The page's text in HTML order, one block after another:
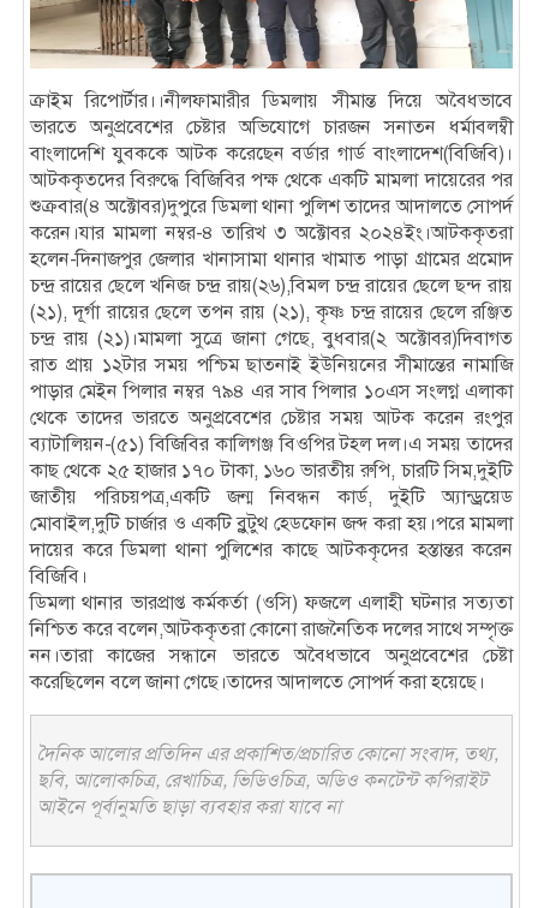
ক্রাইম রিপোর্টার।।নীলফামারীর ডিমলায় সীমান্ত দিয়ে অবৈধভাবে
ভারতে অনুপ্রবেশের চেষ্টার অভিযোগে চারজন সনাতন ধর্মাবলম্বী
বাংলাদেশি যুবককে আটক করেছেন বর্ডার গার্ড বাংলাদেশ(বিজিবি)।
আটককৃতদের বিরুদ্ধে বিজিবির পক্ষ থেকে একটি মামলা দায়েরের পর
শুক্রবার(৪ অক্টোবর)দুপুরে ডিমলা থানা পুলিশ তাদের আদালতে সোপর্দ
করেন।যার মামলা নম্বর-৪ তারিখ ৩ অক্টোবর ২০২৪ইং।আটককৃতরা
হলেন-দিনাজপুর জেলার খানাসামা থানার খামাত পাড়া গ্রামের প্রমোদ
চন্দ্র রায়ের ছেলে খনিজ চন্দ্র রায়(২৬),বিমল চন্দ্র রায়ের ছেলে ছন্দ রায়
(২১), দূর্গা রায়ের ছেলে তপন রায় (২১), কৃষ্ণ চন্দ্র রায়ের ছেলে রঞ্জিত
চন্দ্র রায় (২১)।মামলা সুত্রে জানা গেছে, বুধবার(২ অক্টোবর)দিবাগত
রাত প্রায় ১২টার সময় পশ্চিম ছাতনাই ইউনিয়নের সীমান্তের নামাজি
পাড়ার মেইন পিলার নম্বর ৭৯৪ এর সাব পিলার ১০এস সংলগ্ন এলাকা
থেকে তাদের ভারতে অনুপ্রবেশের চেষ্টার সময় আটক করেন রংপুর
ব্যাটালিয়ন-(৫১) বিজিবির কালিগঞ্জ বিওপির টহল দল।এ সময় তাদের
কাছ থেকে ২৫ হাজার ১৭০ টাকা, ১৬০ ভারতীয় রুপি, চারটি সিম,দুইটি
জাতীয় পরিচয়পত্র,একটি জন্ম নিবন্ধন কার্ড, দুইটি অ্যান্ড্রয়েড
মোবাইল,দুটি চার্জার ও একটি ব্লুটুথ হেডফোন জব্দ করা হয়।পরে মামলা
দায়ের করে ডিমলা থানা পুলিশের কাছে আটককৃদের হস্তান্তর করেন
বিজিবি।
ডিমলা থানার ভারপ্রাপ্ত কর্মকর্তা (ওসি) ফজলে এলাহী ঘটনার সত্যতা
নিশ্চিত করে বলেন,আটককৃতরা কোনো রাজনৈতিক দলের সাথে সম্পৃক্ত
নন।তারা কাজের সন্ধানে ভারতে অবৈধভাবে অনুপ্রবেশের চেষ্টা
করেছিলেন বলে জানা গেছে।তাদের আদালতে সোপর্দ করা হয়েছে।
দৈনিক আলোর প্রতিদিন এর প্রকাশিত/প্রচারিত কোনো সংবাদ, তথ্য,
ছবি, আলোকচিত্র, রেখাচিত্র, ভিডিওচিত্র, অডিও কনটেন্ট কপিরাইট
আইনে পূর্বানুমতি ছাড়া ব্যবহার করা যাবে না